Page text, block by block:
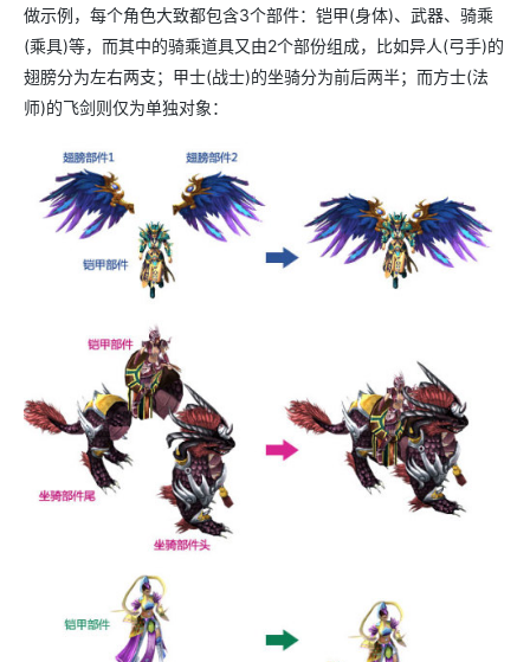
做示例，每个角色大致都包含3个部件：铠甲(身体)、武器、骑乘
(乘具)等，而其中的骑乘道具又由2个部份组成，比如异人(弓手)的
翅膀分为左右两支；甲士(战士)的坐骑分为前后两半；而方士(法
师)的飞剑则仅为单独对象：